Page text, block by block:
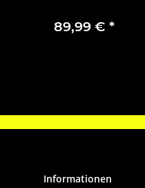
Dieselfilter
89,99 € *
Informationen